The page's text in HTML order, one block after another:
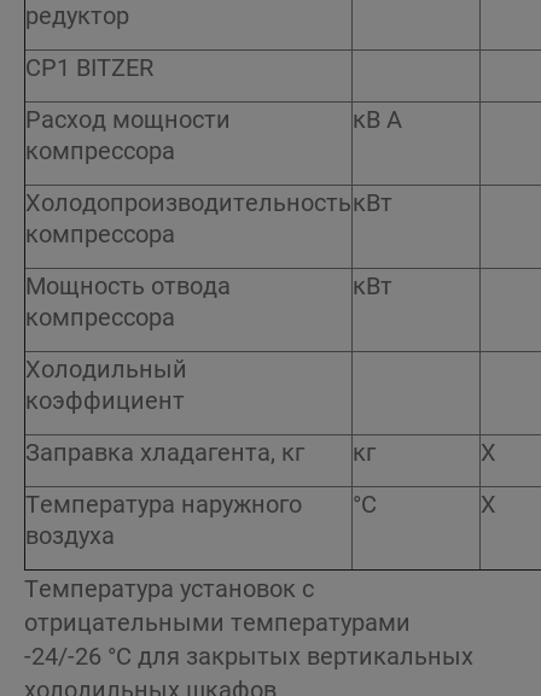
редуктор
CP1 BITZER
Расход мощности
компрессора
кВ А
Холодопроизводительность
компрессора
кВт
Мощность отвода
компрессора
кВт
Холодильный
коэффициент
Заправка хладагента, кг
кг
X
Температура наружного
воздуха
°C X
Температура установок с
отрицательными температурами
-24/-26 °C для закрытых вертикальных
холодильных шкафов